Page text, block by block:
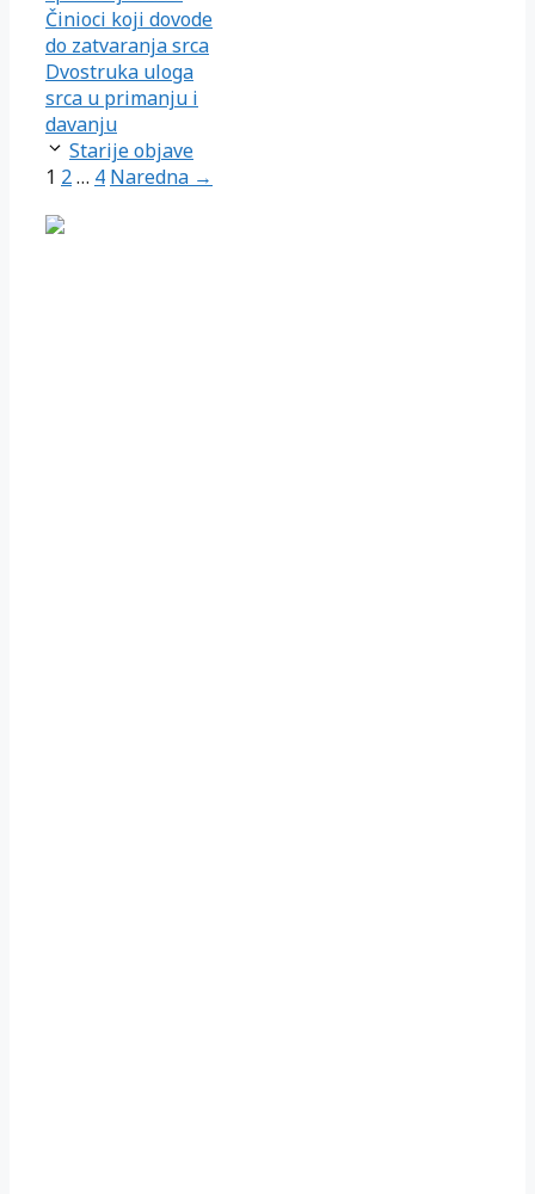
Činioci koji dovode
do zatvaranja srca
Dvostruka uloga
srca u primanju i
davanju
Starije objave
Page
1 Page
2… Page
4 Naredna →